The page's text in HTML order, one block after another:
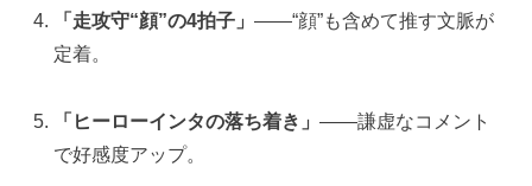
「走攻守“顔”の4拍子」——“顔”も含めて推す文脈が
定着。
「ヒーローインタの落ち着き」——謙虚なコメント
で好感度アップ。